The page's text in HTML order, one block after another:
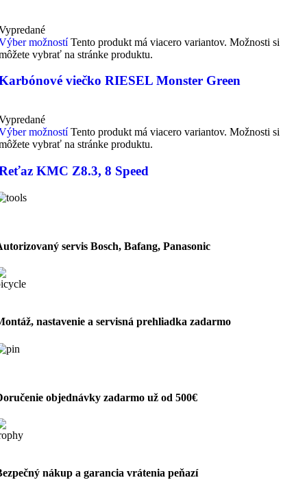
možností Tento produkt má viacero variantov. Možnosti si
vybrať na stránke produktu.
viečko RIESEL Monster Green
možností Tento produkt má viacero variantov. Možnosti si
vybrať na stránke produktu.
KMC Z8.3, 8 Speed
servis Bosch, Bafang, Panasonic
nastavenie a servisná prehliadka zadarmo
objednávky zadarmo už od 500€
nákup a garancia vrátenia peňazí